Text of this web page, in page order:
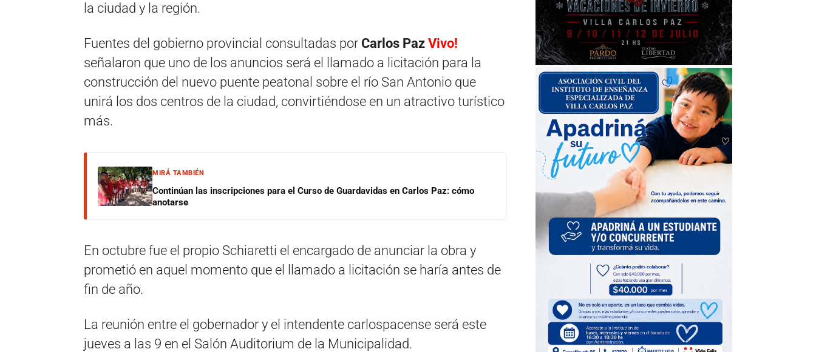
la ciudad y la región.
Fuentes del gobierno provincial consultadas por Carlos Paz Vivo!
señalaron que uno de los anuncios será el llamado a licitación para la
construcción del nuevo puente peatonal sobre el río San Antonio que
unirá los dos centros de la ciudad, convirtiéndose en un atractivo turístico
más.
MIRÁ TAMBIÉN
Continúan las inscripciones para el Curso de Guardavidas en Carlos Paz: cómo
anotarse
En octubre fue el propio Schiaretti el encargado de anunciar la obra y
prometió en aquel momento que el llamado a licitación se haría antes de
fin de año.
La reunión entre el gobernador y el intendente carlospacense será este
jueves a las 9 en el Salón Auditorium de la Municipalidad.